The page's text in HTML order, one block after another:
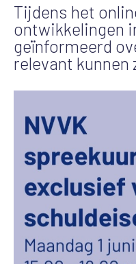
Tijdens het
ontwikkelingen
geïnformeerd
relevant kunnen